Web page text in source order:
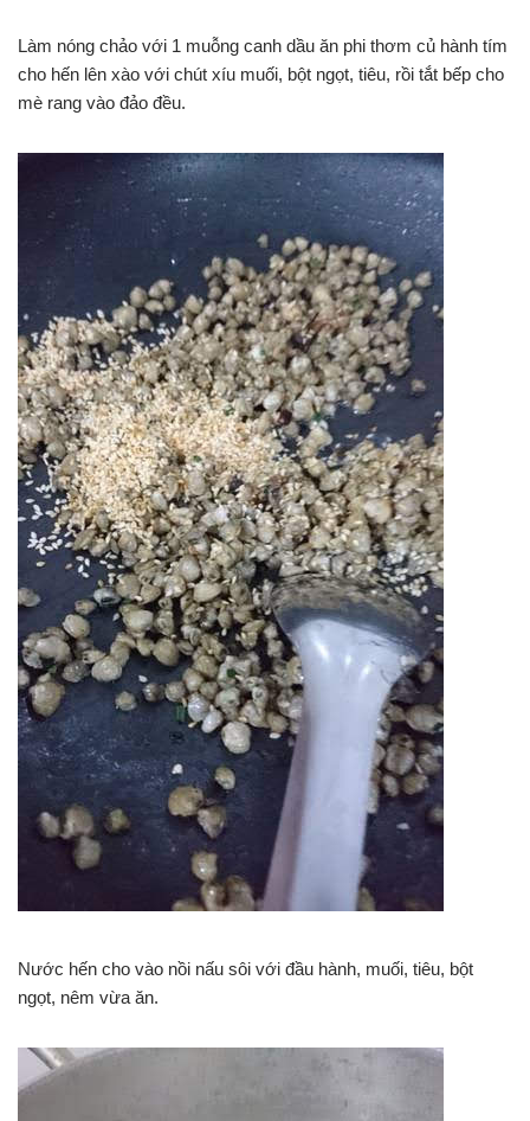
Làm nóng chảo với 1 muỗng canh dầu ăn phi thơm củ hành tím
cho hến lên xào với chút xíu muối, bột ngọt, tiêu, rồi tắt bếp cho
mè rang vào đảo đều.
Nước hến cho vào nồi nấu sôi với đầu hành, muối, tiêu, bột
ngọt, nêm vừa ăn.